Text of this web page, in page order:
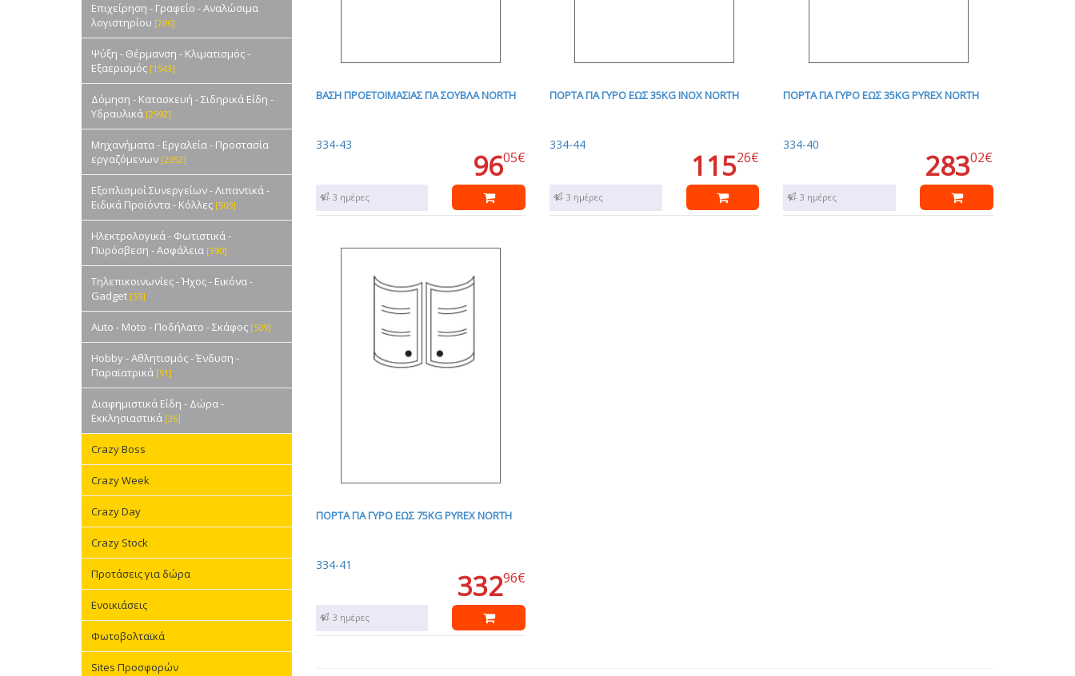
Επιχείρηση - Γραφείο - Αναλώσιμα
λογιστηρίου [206]
Ψύξη - Θέρμανση - Κλιματισμός -
Εξαερισμός [1543]
Δόμηση - Κατασκευή - Σιδηρικά Είδη -
Υδραυλικά [2992]
Μηχανήματα - Εργαλεία - Προστασία
εργαζόμενων [2052]
Εξοπλισμοί Συνεργείων - Λιπαντικά -
Ειδικά Προϊόντα - Κόλλες [509]
Ηλεκτρολογικά - Φωτιστικά -
Πυρόσβεση - Ασφάλεια [390]
Τηλεπικοινωνίες - Ήχος - Εικόνα -
Gadget [55]
Auto - Moto - Ποδήλατο - Σκάφος [509]
Hobby - Αθλητισμός - Ένδυση -
Παραϊατρικά [51]
Διαφημιστικά Είδη - Δώρα -
Εκκλησιαστικά [36]
Crazy Boss
Crazy Week
Crazy Day
Crazy Stock
Προτάσεις για δώρα
Ενοικιάσεις
Φωτοβολταϊκά
Sites Προσφορών
ΒΑΣΗ ΠΡΟΕΤΟΙΜΑΣΙΑΣ ΓΙΑ ΣΟΥΒΛΑ NORTH
334-43
9605€
1 - 3 ημέρες
ΠΟΡΤΑ ΓΙΑ ΓΥΡΟ ΕΩΣ 35KG ΙΝΟΧ NORTH
334-44
11526€
1 - 3 ημέρες
ΠΟΡΤΑ ΓΙΑ ΓΥΡΟ ΕΩΣ 35KG PYREX NORTH
334-40
28302€
1 - 3 ημέρες
ΠΟΡΤΑ ΓΙΑ ΓΥΡΟ ΕΩΣ 75KG PYREX NORTH
334-41
33296€
1 - 3 ημέρες